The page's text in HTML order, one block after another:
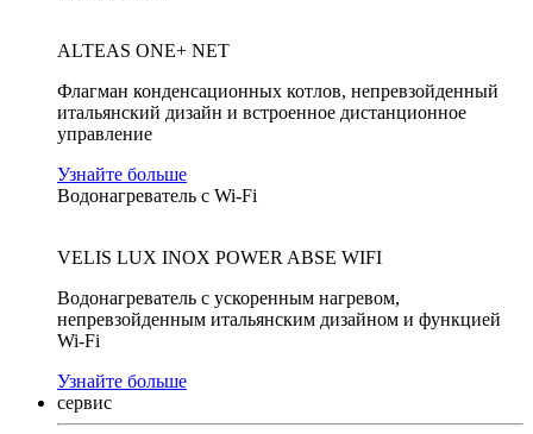
ALTEAS ONE+ NET
Флагман конденсационных котлов, непревзойденный
итальянский дизайн и встроенное дистанционное
управление
Узнайте больше
Водонагреватель с Wi-Fi
VELIS LUX INOX POWER ABSE WIFI
Водонагреватель с ускоренным нагревом,
непревзойденным итальянским дизайном и функцией
Wi-Fi
Узнайте больше
сервис